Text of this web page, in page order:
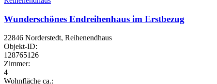
Wunderschönes Endreihenhaus im Erstbezug
22846 Norderstedt, Reihenendhaus
Objekt-ID:
128765126
Zimmer:
4
Wohnfläche ca.: